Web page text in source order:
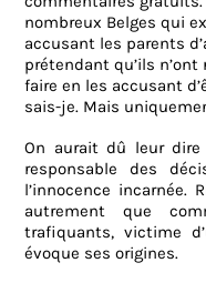
nombreux Belges qui
accusant les parents
prétendant qu’ils
faire en les accusant
sais-je. Mais
On aurait dû leur dire
responsable des
l’innocence incarnée.
autrement que
trafiquants, victime
évoque ses origines.